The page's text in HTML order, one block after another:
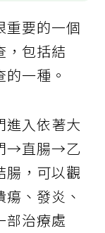
重要的一個
，包括結
一種。
進入依著大
→直腸→乙
，可以觀
、發炎、
部治療處